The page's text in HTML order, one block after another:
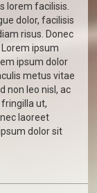
lorem facilisis.
dolor, facilisis
risus. Donec
ipsum
ipsum dolor
metus vitae
non leo nisl, ac
ut,
laoreet
dolor sit